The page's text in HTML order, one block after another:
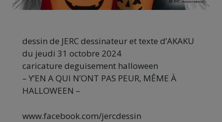
dessin de JERC dessinateur et texte d’AKAKU
du jeudi 31 octobre 2024
caricature deguisement halloween
– Y’EN A QUI N’ONT PAS PEUR, MÊME À
HALLOWEEN –
www.facebook.com/jercdessin